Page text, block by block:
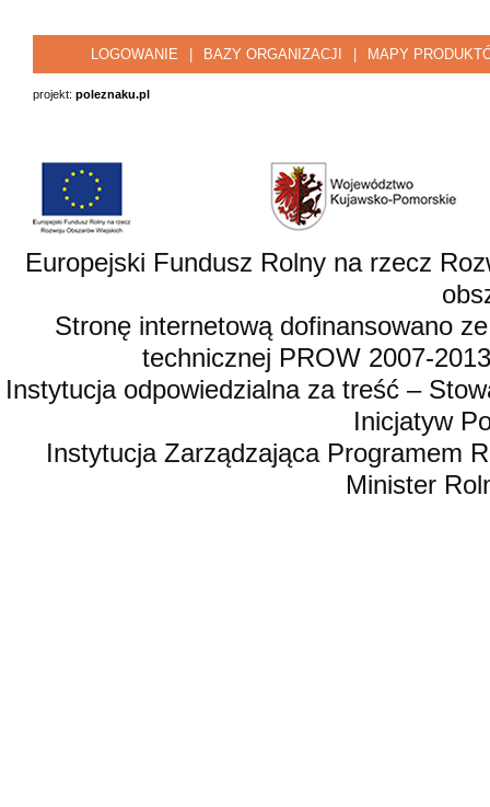
LOGOWANIE BAZY ORGANIZACJI MAPY
projekt: poleznaku.pl
Europejski Fundusz Rolny na rzecz
Stronę internetową dofinansowano
technicznej PROW 2007-
Instytucja odpowiedzialna za treść –
Inicjatyw
Instytucja Zarządzająca Programem
Minister